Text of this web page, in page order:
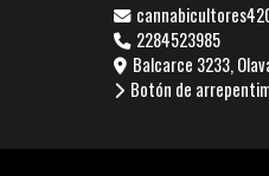
2284523985
Balcarce 3233,
Botón de